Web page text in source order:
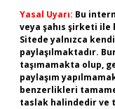
Yasal Uyarı: Bu
veya şahıs şirketi ile
Sitede yalnızca
paylaşılmaktadır.
taşımamakta olup,
paylaşım
benzerlikleri
taslak halindedir ve